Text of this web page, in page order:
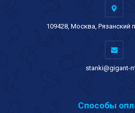
109428, Москва, Рязанский
stanki@gigant-
Способы